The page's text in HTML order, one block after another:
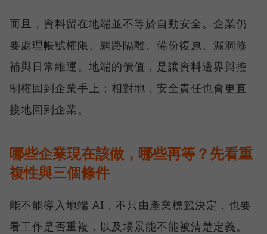
而且，資料留在地端並不等於自動安全。企業仍
要處理帳號權限、網路隔離、備份復原、漏洞修
補與日常維運。地端的價值，是讓資料邊界與控
制權回到企業手上；相對地，安全責任也會更直
接地回到企業。
哪些企業現在該做，哪些再等？先看重
複性與三個條件
能不能導入地端 AI，不只由產業標籤決定，也要
看工作是否重複，以及場景能不能被清楚定義。